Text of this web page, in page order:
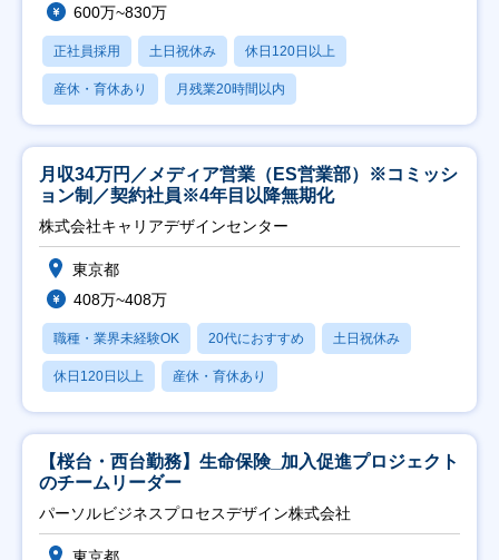
600万~830万
正社員採用 土日祝休み 休日120日以上
産休・育休あり 月残業20時間以内
月収34万円／メディア営業（ES営業部）※コミッシ
ョン制／契約社員※4年目以降無期化
株式会社キャリアデザインセンター
東京都
408万~408万
職種・業界未経験OK 20代におすすめ 土日祝休み
休日120日以上 産休・育休あり
【桜台・西台勤務】生命保険_加入促進プロジェクト
のチームリーダー
パーソルビジネスプロセスデザイン株式会社
東京都